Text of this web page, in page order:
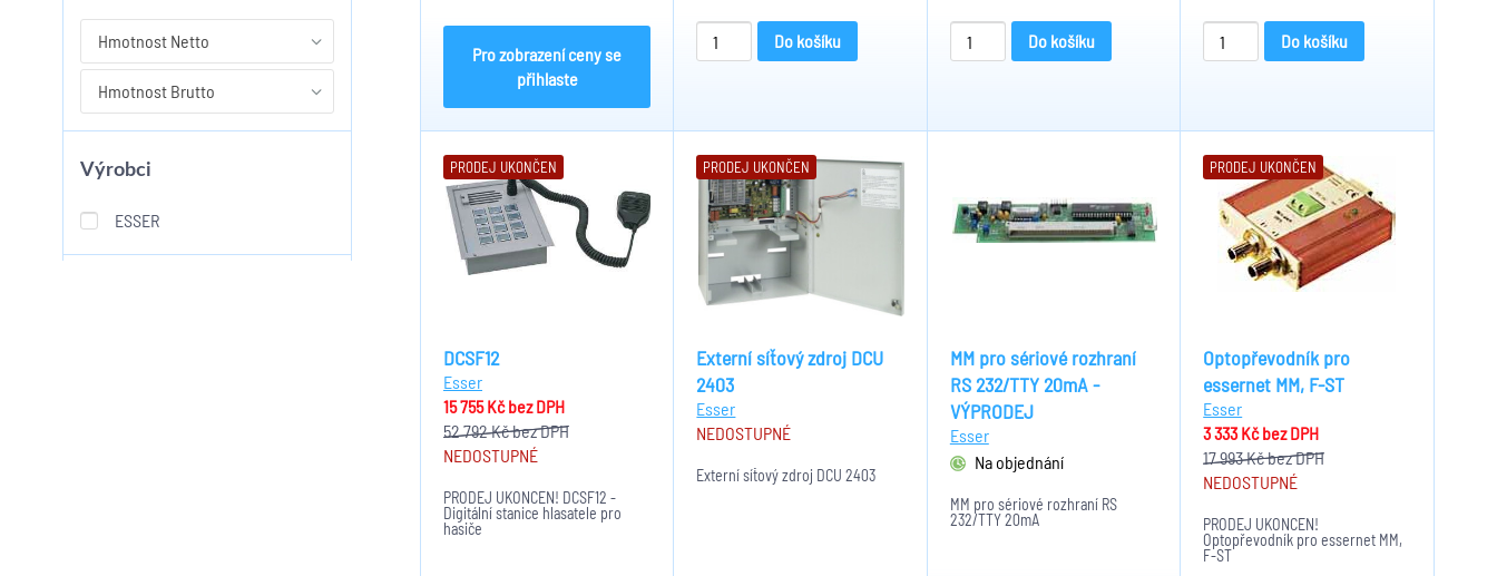
Hmotnost Netto
Hmotnost Brutto
Výrobci
ESSER
Pro zobrazení ceny se
přihlaste
Do košíku Do košíku Do košíku
PRODEJ UKONČEN
DCSF12
Esser
15 755 Kčbez DPH
52 792 Kčbez DPH
NEDOSTUPNÉ
PRODEJ UKONČEN! DCSF12 -
Digitální stanice hlasatele pro
hasiče
PRODEJ UKONČEN
Externí síťový zdroj DCU
2403
Esser
NEDOSTUPNÉ
Externí síťový zdroj DCU 2403
MM pro sériové rozhraní
RS 232/TTY 20mA -
VÝPRODEJ
Esser
Na objednání
MM pro sériové rozhraní RS
232/TTY 20mA
PRODEJ UKONČEN
Optopřevodník pro
essernet MM, F-ST
Esser
3 333 Kčbez DPH
17 993 Kčbez DPH
NEDOSTUPNÉ
PRODEJ UKONČEN!
Optopřevodník pro essernet MM,
F-ST